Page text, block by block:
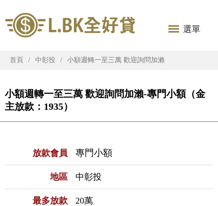
選單
首頁 中彰投 小額週轉一至三萬 歡迎詢問加瀨
小額週轉一至三萬 歡迎詢問加瀨-專門小額（金
主放款：1935）
放款會員 專門小額
地區 中彰投
最多放款 20萬